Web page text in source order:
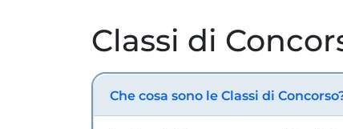
Classi di
Che cosa sono le Classi di